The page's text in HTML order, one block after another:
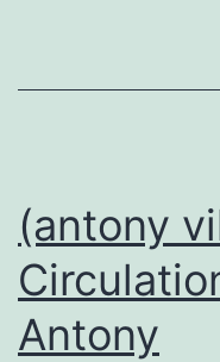
(antony
Antony